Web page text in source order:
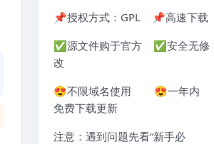
📌授权方式： GPL 📌高速下载
✅源文件购于官方 ✅安全无修
改
😍不限域名使用 😍一年内
免费下载更新
注意：遇到问题先看“新手必